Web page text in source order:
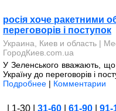
росія хоче ракетними
переговорів і поступок
Украина, Киев и область |
ГородКиев.com.ua
У Зеленського вважають,
Україну до переговорів і
Подробнее | Комментарии
| 1-30 | 31-60 61-90 91-